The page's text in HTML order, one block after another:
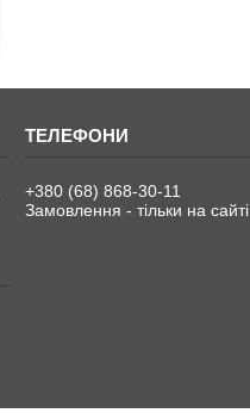
+380 (68) 868-30-11
Замовлення - тільки на сайті